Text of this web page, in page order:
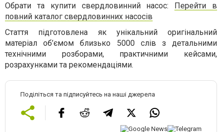
Обрати та купити свердловинний насос: Перейти в
повний каталог свердловинних насосів
Стаття підготовлена як унікальний оригінальний
матеріал об’ємом близько 5000 слів з детальними
технічними розборами, практичними кейсами,
розрахунками та рекомендаціями.
Поділіться та підписуйтесь на наші джерела